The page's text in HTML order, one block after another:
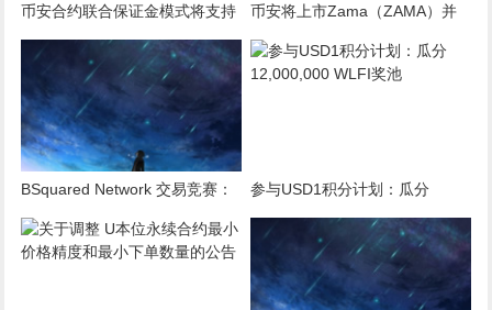
币安合约联合保证金模式将支持
United Stables (U)
币安将上市Zama（ZAMA）并
为其添加种子标签
BSquared Network 交易竞赛：
交易 BSquared Network (B2) ，
分享20万美元等值奖励
参与USD1积分计划：瓜分
12,000,000 WLFI奖池